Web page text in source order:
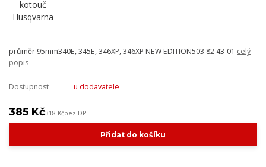
průměr 95mm340E, 345E, 346XP, 346XP NEW EDITION503 82 43-01 celý
popis
Dostupnost u dodavatele
385 Kč318 Kčbez DPH
Přidat do košíku